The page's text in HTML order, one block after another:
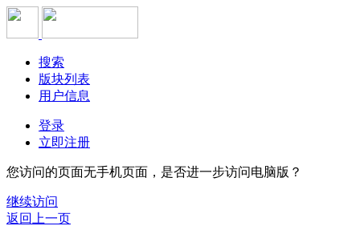
搜索
版块列表
用户信息
登录
立即注册
您访问的页面无手机页面，是否进一步访问电脑版？
继续访问
返回上一页